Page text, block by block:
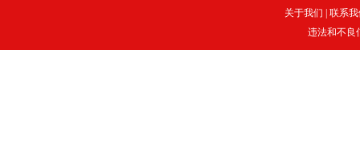
关于我们
联系
违法和不良